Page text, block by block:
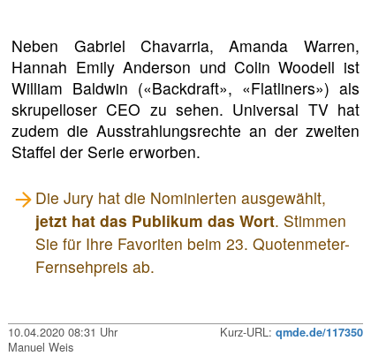
Neben Gabriel Chavarria, Amanda Warren,
Hannah Emily Anderson und Colin Woodell ist
William Baldwin («Backdraft», «Flatliners») als
skrupelloser CEO zu sehen. Universal TV hat
zudem die Ausstrahlungsrechte an der zweiten
Staffel der Serie erworben.
Die Jury hat die Nominierten ausgewählt,
jetzt hat das Publikum das Wort. Stimmen
Sie für Ihre Favoriten beim 23. Quotenmeter-
Fernsehpreis ab.
10.04.2020 08:31 Uhr Kurz-URL: qmde.de/117350
Manuel Weis